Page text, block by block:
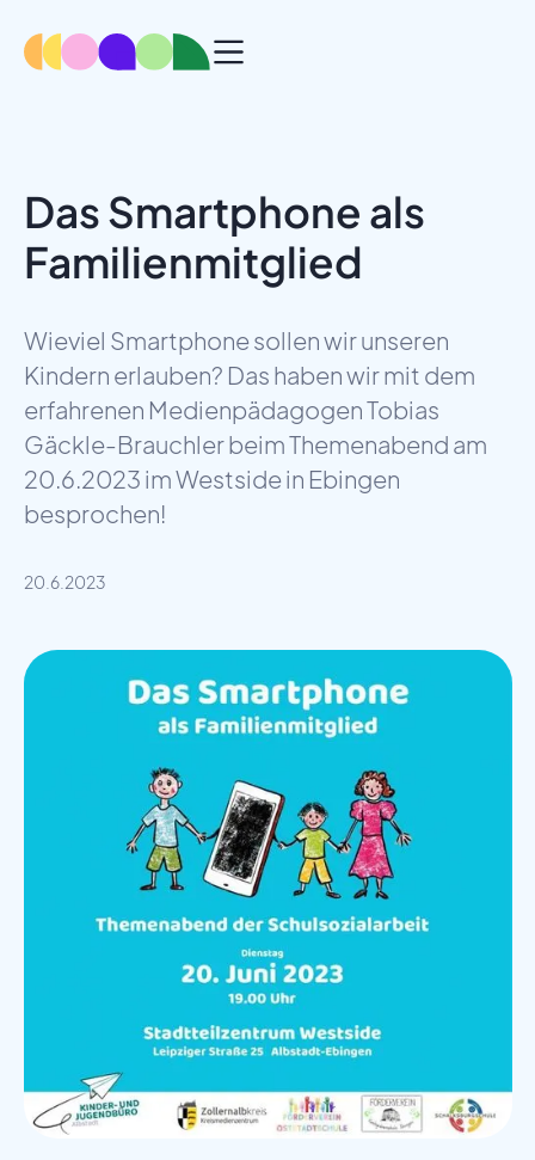
Das Smartphone als
Familienmitglied
Wieviel Smartphone sollen wir unseren
Kindern erlauben? Das haben wir mit dem
erfahrenen Medienpädagogen Tobias
Gäckle-Brauchler beim Themenabend am
20.6.2023 im Westside in Ebingen
besprochen!
20.6.2023